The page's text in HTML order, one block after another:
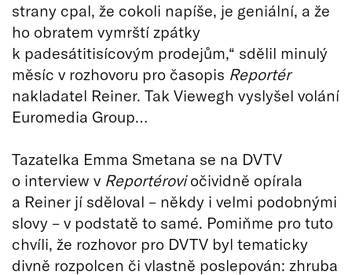
strany cpal, že cokoli napíše, je geniální, a že
ho obratem vymrští zpátky
k padesátitisícovým prodejům,“ sdělil minulý
měsíc v rozhovoru pro časopis Reportér
nakladatel Reiner. Tak Viewegh vyslyšel volání
Euromedia Group…
Tazatelka Emma Smetana se na DVTV
o interview v Reportéroviočividně opírala
a Reiner jí sděloval – někdy i velmi podobnými
slovy – v podstatě to samé. Pomiňme pro tuto
chvíli, že rozhovor pro DVTV byl tematicky
divně rozpolcen či vlastně poslepován: zhruba